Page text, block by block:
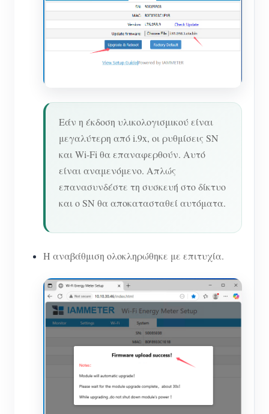
Εάν η έκδοση υλικολογισμικού είναι
μεγαλύτερη από i.9x, οι ρυθμίσεις SN
και Wi-Fi θα επαναφερθούν. Αυτό
είναι αναμενόμενο. Απλώς
επανασυνδέστε τη συσκευή στο δίκτυο
και ο SN θα αποκατασταθεί αυτόματα.
Η αναβάθμιση ολοκληρώθηκε με επιτυχία.